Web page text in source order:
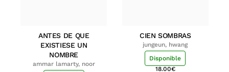
ANTES DE QUE
EXISTIESE UN
NOMBRE
ammar lamarty, noor
CIEN SOMBRAS
jungeun, hwang
Disponible
18.00€